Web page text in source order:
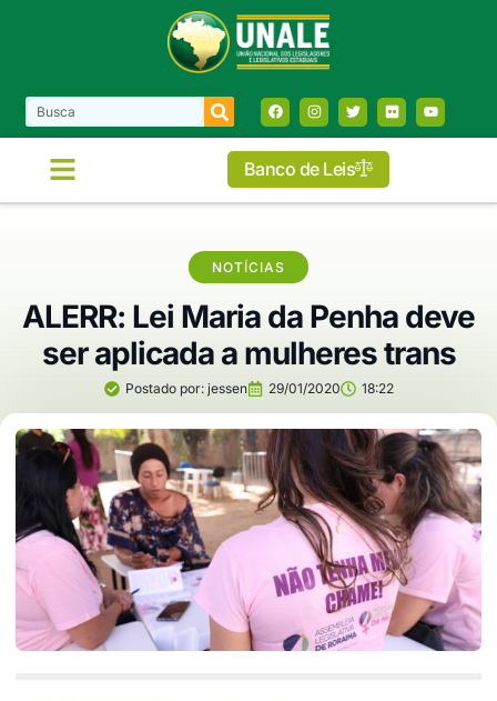
Banco de Leis
NOTÍCIAS
ALERR: Lei Maria da Penha deve
ser aplicada a mulheres trans
Postado por:jessen 29/01/2020 18:22